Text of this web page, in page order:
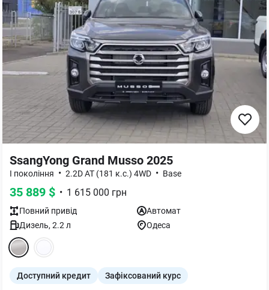
SsangYong Grand Musso 2025
I покоління • 2.2D AT (181 к.с.) 4WD • Base
35 889 $ • 1 615 000 грн
Повний привід
Автомат
Дизель, 2.2 л Одеса
Доступний кредит Зафіксований курс